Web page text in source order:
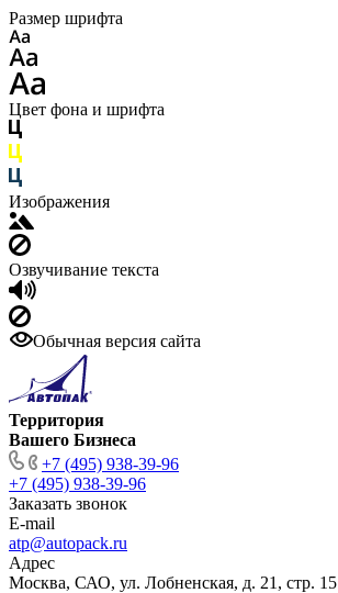
Размер шрифта
Цвет фона и шрифта
Изображения
Озвучивание текста
Обычная версия сайта
Территория
Вашего Бизнеса
+7 (495) 938-39-96
+7 (495) 938-39-96
Заказать звонок
E-mail
atp@autopack.ru
Адрес
Москва, САО, ул. Лобненская, д. 21, стр. 15